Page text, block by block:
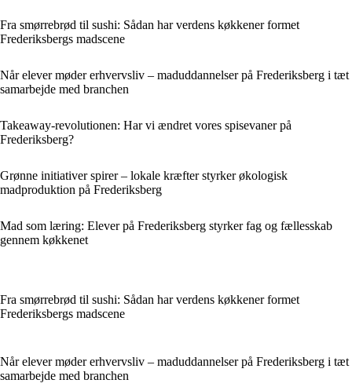
Fra smørrebrød til sushi: Sådan har verdens køkkener formet
Frederiksbergs madscene
Når elever møder erhvervsliv – maduddannelser på Frederiksberg i tæt
samarbejde med branchen
Takeaway-revolutionen: Har vi ændret vores spisevaner på
Frederiksberg?
Grønne initiativer spirer – lokale kræfter styrker økologisk
madproduktion på Frederiksberg
Mad som læring: Elever på Frederiksberg styrker fag og fællesskab
gennem køkkenet
Fra smørrebrød til sushi: Sådan har verdens køkkener formet
Frederiksbergs madscene
Når elever møder erhvervsliv – maduddannelser på Frederiksberg i tæt
samarbejde med branchen